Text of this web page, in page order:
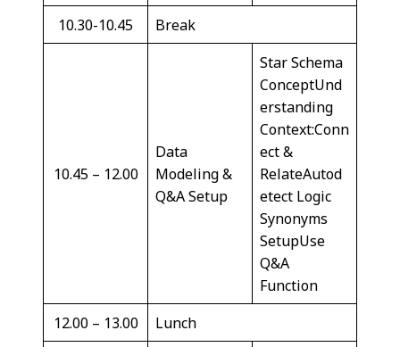
10.30-10.45
Break
10.45 – 12.00
Data
Modeling &
Q&A Setup
Star Schema
ConceptUnd
erstanding
Context:Conn
ect &
RelateAutod
etect Logic
Synonyms
SetupUse
Q&A
Function
12.00 – 13.00
Lunch